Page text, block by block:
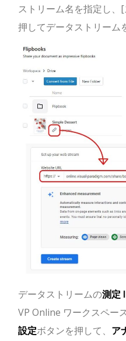
ストリーム名を指定し、
押してデータストリーム
データストリームの測定
VP Online ワークスペー
設定ボタンを押して、 ア